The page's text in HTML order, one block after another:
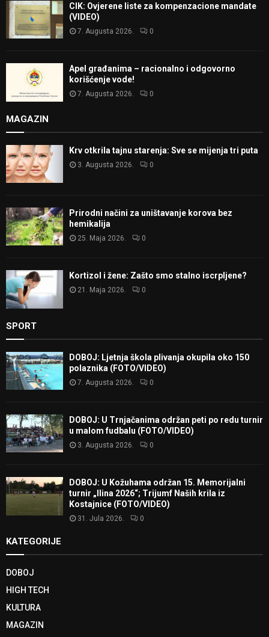
CIK: Ovjerene liste za kompenzacione mandate
(VIDEO)
7. Augusta 2026. 0
Apel građanima – racionalno i odgovorno
korišćenje vode!
7. Augusta 2026. 0
MAGAZIN
Krv otkrila tajnu starenja: Sve se mijenja tri puta
3. Augusta 2026. 0
Prirodni načini za uništavanje korova bez
hemikalija
25. Maja 2026. 0
Kortizol i žene: Zašto smo stalno iscrpljene?
21. Maja 2026. 0
SPORT
DOBOJ: Ljetnja škola plivanja okupila oko 150
polaznika (FOTO/VIDEO)
7. Augusta 2026. 0
DOBOJ: U Trnjačanima održan peti po redu turnir
u malom fudbalu (FOTO/VIDEO)
3. Augusta 2026. 0
DOBOJ: U Kožuhama održan 15. Memorijalni
turnir „Ilina 2026“; Trijumf Naših krila iz
Kostajnice (FOTO/VIDEO)
31. Jula 2026. 0
KATEGORIJE
DOBOJ
HIGH TECH
KULTURA
MAGAZIN